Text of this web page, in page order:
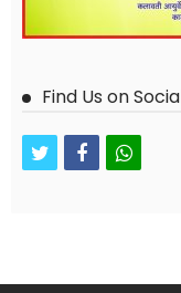
Find Us on
twitterfacebook